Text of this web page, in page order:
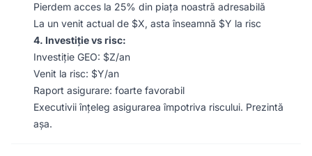
Pierdem acces la 25% din piața noastră adresabilă
La un venit actual de $X, asta înseamnă $Y la risc
4. Investiție vs risc:
Investiție GEO: $Z/an
Venit la risc: $Y/an
Raport asigurare: foarte favorabil
Executivii înțeleg asigurarea împotriva riscului. Prezintă
așa.